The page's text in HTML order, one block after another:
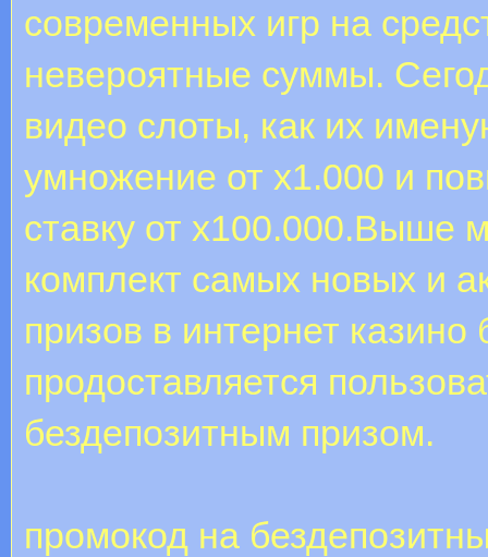
современных игр на
невероятные суммы.
видео слоты, как их
умножение от х1.000 и
ставку от х100.000.Выше
комплект самых новых и
призов в интернет казино
продоставляется
бездепозитным призом.
промокод на